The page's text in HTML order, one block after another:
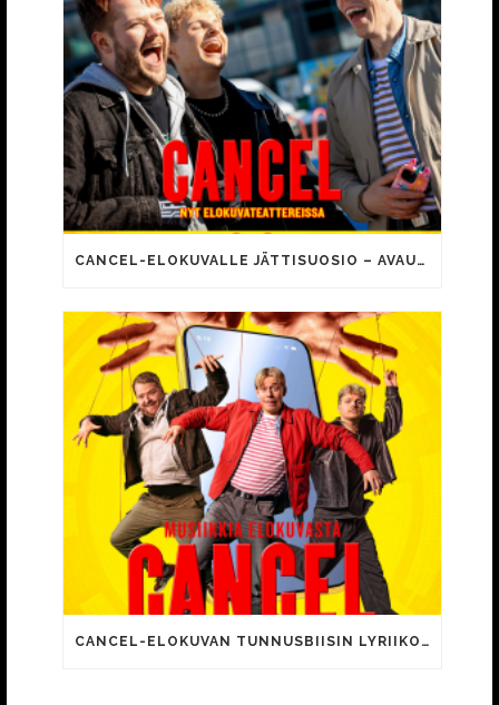
CANCEL-ELOKUVALLE JÄTTISUOSIO – AVAUSPÄIVÄNÄ JO 15 492 KATSOJAA!
CANCEL-ELOKUVAN TUNNUSBIISIN LYRIIKOISSA TUTTUJA MEEMIHOKEMIA YOUTUBE-VIDEOILTA!